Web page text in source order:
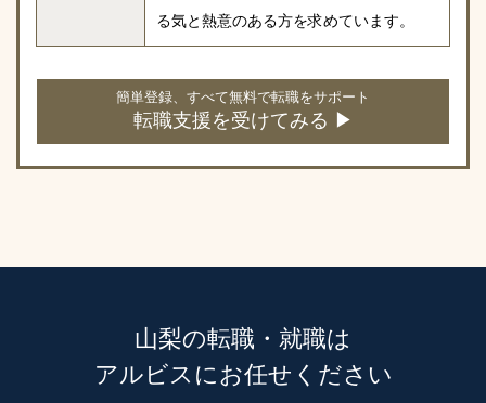
る気と熱意のある方を求めています。
簡単登録、すべて無料で転職をサポート
転職支援を受けてみる ▶
山梨の転職・就職は
アルビスにお任せください